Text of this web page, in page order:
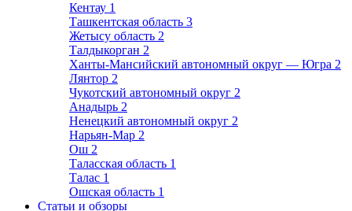
Кентау 1
Ташкентская область 3
Жетысу область 2
Талдыкорган 2
Ханты-Мансийский автономный округ — Югра 2
Лянтор 2
Чукотский автономный округ 2
Анадырь 2
Ненецкий автономный округ 2
Нарьян-Мар 2
Ош 2
Таласская область 1
Талас 1
Ошская область 1
Статьи и обзоры